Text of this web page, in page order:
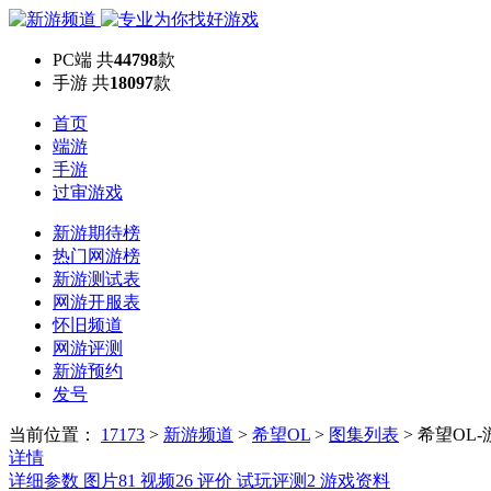
PC端 共44798款
手游 共18097款
首页
端游
手游
过审游戏
新游期待榜
热门网游榜
新游测试表
网游开服表
怀旧频道
网游评测
新游预约
发号
当前位置： 17173 > 新游频道 > 希望OL > 图集列表 > 希望OL-
详情
详细参数 图片81 视频26 评价 试玩评测 2 游戏资料